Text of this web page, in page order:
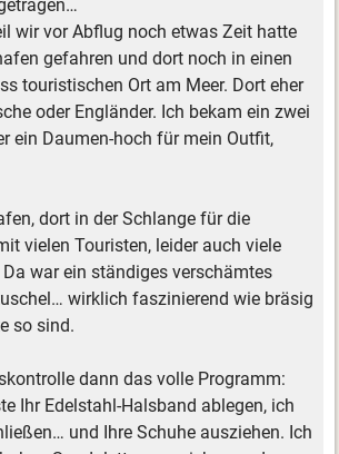
wir vor Abflug noch etwas Zeit hatte
gefahren und dort noch in einen
touristischen Ort am Meer. Dort eher
oder Engländer. Ich bekam ein zwei
ein Daumen-hoch für mein Outfit,
dort in der Schlange für die
vielen Touristen, leider auch viele
war ein ständiges verschämtes
wirklich faszinierend wie bräsig
so sind.
dann das volle Programm:
Ihr Edelstahl-Halsband ablegen, ich
und Ihre Schuhe ausziehen. Ich